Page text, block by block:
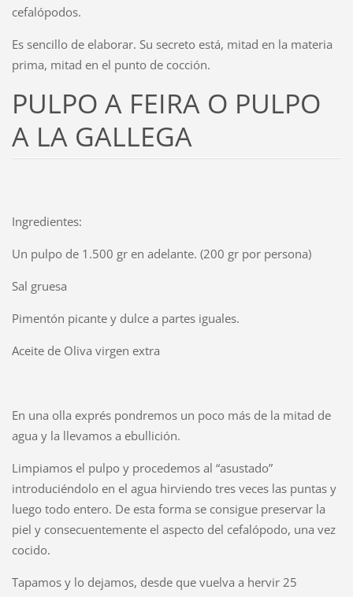
cefalópodos.
Es sencillo de elaborar. Su secreto está, mitad en la materia
prima, mitad en el punto de cocción.
PULPO A FEIRA O PULPO
A LA GALLEGA
Ingredientes:
Un pulpo de 1.500 gr en adelante. (200 gr por persona)
Sal gruesa
Pimentón picante y dulce a partes iguales.
Aceite de Oliva virgen extra
En una olla exprés pondremos un poco más de la mitad de
agua y la llevamos a ebullición.
Limpiamos el pulpo y procedemos al “asustado”
introduciéndolo en el agua hirviendo tres veces las puntas y
luego todo entero. De esta forma se consigue preservar la
piel y consecuentemente el aspecto del cefalópodo, una vez
cocido.
Tapamos y lo dejamos, desde que vuelva a hervir 25